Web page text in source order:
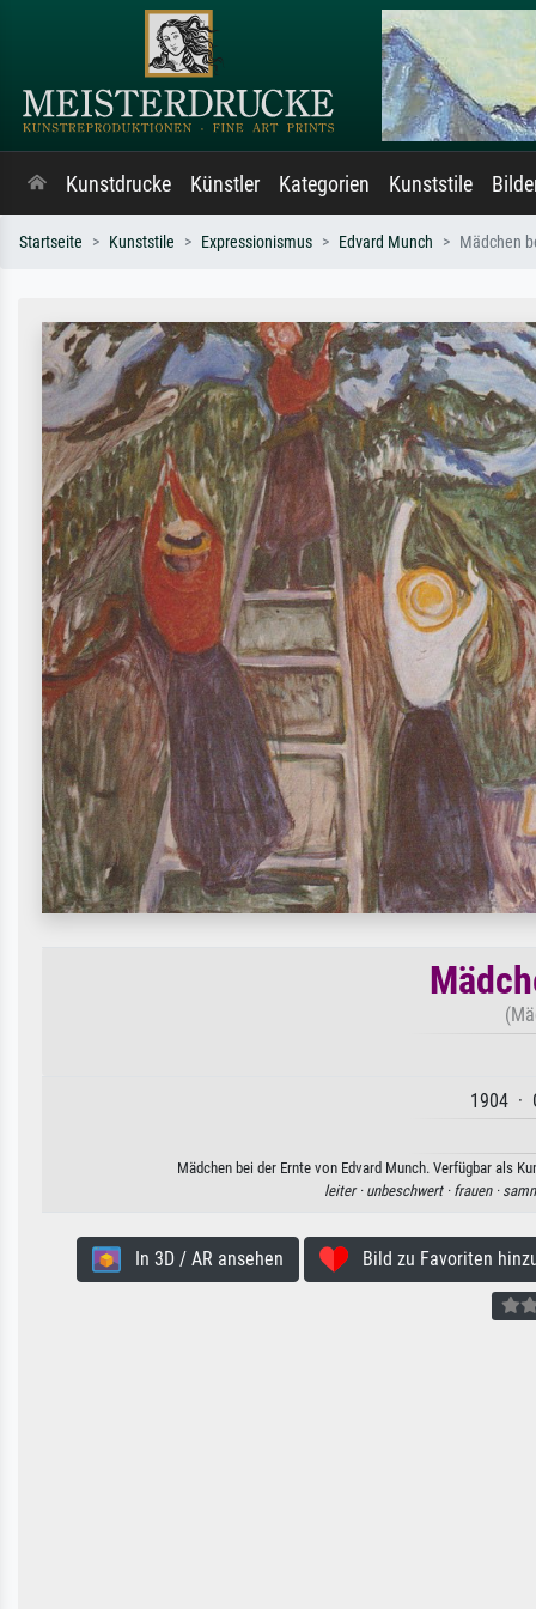
Kunstdrucke Künstler Kategorien Kunststile
Startseite Kunststile Expressionismus Edvard Munch Mädchen
1904 ·
Mädchen bei der Ernte von Edvard Munch. Verfügbar als
leiter · unbeschwert · frauen ·
In 3D / AR ansehen Bild zu Favoriten